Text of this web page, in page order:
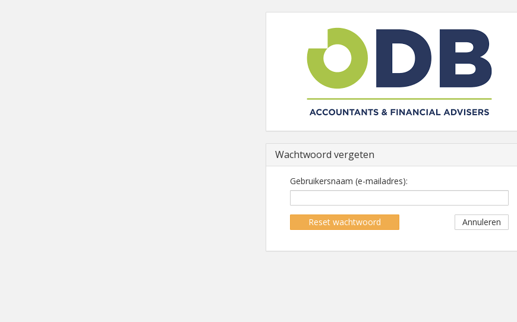
Wachtwoord vergeten
Gebruikersnaam (e-mailadres):